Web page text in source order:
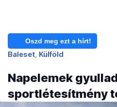
Oszd meg ezt a hírt!
Baleset Külföld
Napelemek
sportlétesítmény